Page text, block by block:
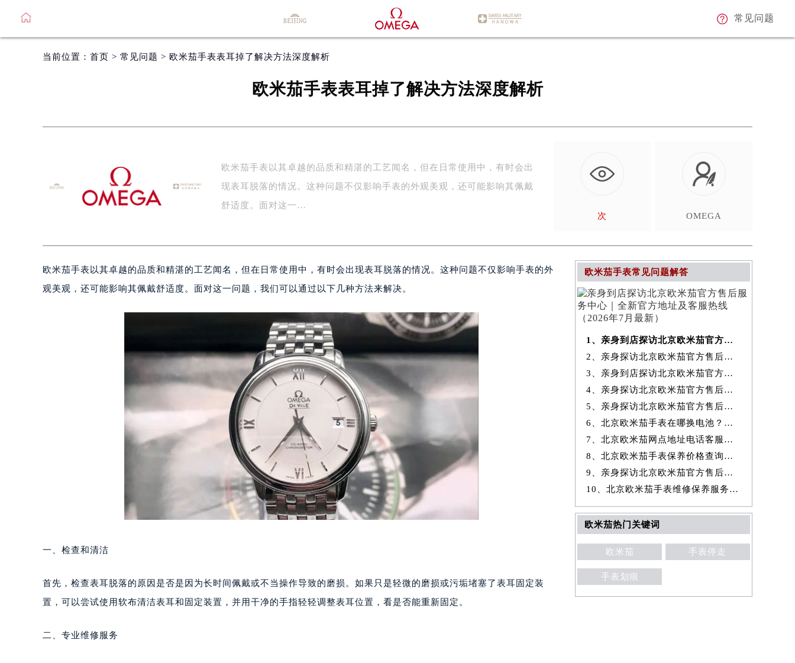
常见问题
当前位置： 首页 > 常见问题 > 欧米茄手表表耳掉了解决方法深度解析
欧米茄手表表耳掉了解决方法深度解析
欧米茄手表以其卓越的品质和精湛的工艺闻名，但在日常使用中，有时会出
现表耳脱落的情况。这种问题不仅影响手表的外观美观，还可能影响其佩戴
舒适度。面对这一…
次
OMEGA
欧米茄手表以其卓越的品质和精湛的工艺闻名，但在日常使用中，有时会出现表耳脱落的情况。这种问题不仅影响手表的外
观美观，还可能影响其佩戴舒适度。面对这一问题，我们可以通过以下几种方法来解决。
一、检查和清洁
首先，检查表耳脱落的原因是否是因为长时间佩戴或不当操作导致的磨损。如果只是轻微的磨损或污垢堵塞了表耳固定装
置，可以尝试使用软布清洁表耳和固定装置，并用干净的手指轻轻调整表耳位置，看是否能重新固定。
二、专业维修服务
欧米茄手表常见问题解答
1、亲身到店探访北京欧米茄官方售后服务中心｜全新官方地址及客服热线
2、亲身探访北京欧米茄官方售后服务中心｜最新热线和全部维修地址（2026
3、亲身到店探访北京欧米茄官方售后服务中心｜地址及官方联系电话（2026
4、亲身探访北京欧米茄官方售后服务中心｜全新地址与售后热线（2026年7
5、亲身探访北京欧米茄官方售后服务中心｜详细网点地址与售后热线（2026
6、北京欧米茄手表在哪换电池？专业售后维修服务指南权威公示（2026年7
7、北京欧米茄网点地址电话客服查询与售后维修保养服务权威公示（2026
8、北京欧米茄手表保养价格查询费用明细权威公示（2026年7月最新）
9、亲身探访北京欧米茄官方售后服务中心｜详细地址及服务电话（2026年7
10、北京欧米茄手表维修保养服务权威公示（2026年7月最新）
欧米茄热门关键词
欧米茄 手表停走
手表划痕